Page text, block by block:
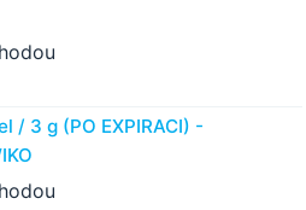
/ 3 g (PO EXPIRACI) -